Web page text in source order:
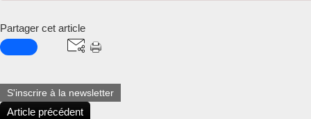
Partager cet article
S'inscrire à la newsletter
Article précédent